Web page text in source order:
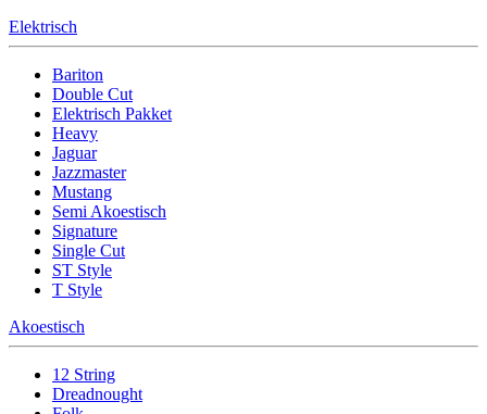
Elektrisch
Bariton
Double Cut
Elektrisch Pakket
Heavy
Jaguar
Jazzmaster
Mustang
Semi Akoestisch
Signature
Single Cut
ST Style
T Style
Akoestisch
12 String
Dreadnought